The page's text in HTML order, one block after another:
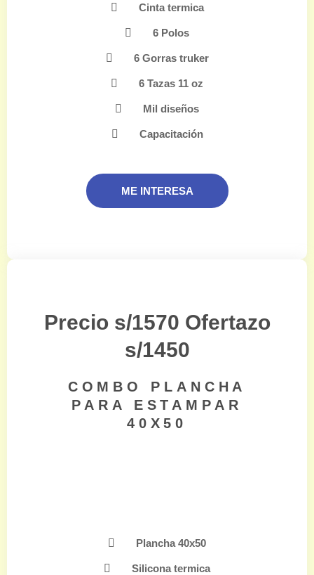
Cinta termica
6 Polos
6 Gorras truker
6 Tazas 11 oz
Mil diseños
Capacitación
ME INTERESA
Precio s/1570 Ofertazo
s/1450
COMBO PLANCHA
PARA ESTAMPAR
40X50
Plancha 40x50
Silicona termica